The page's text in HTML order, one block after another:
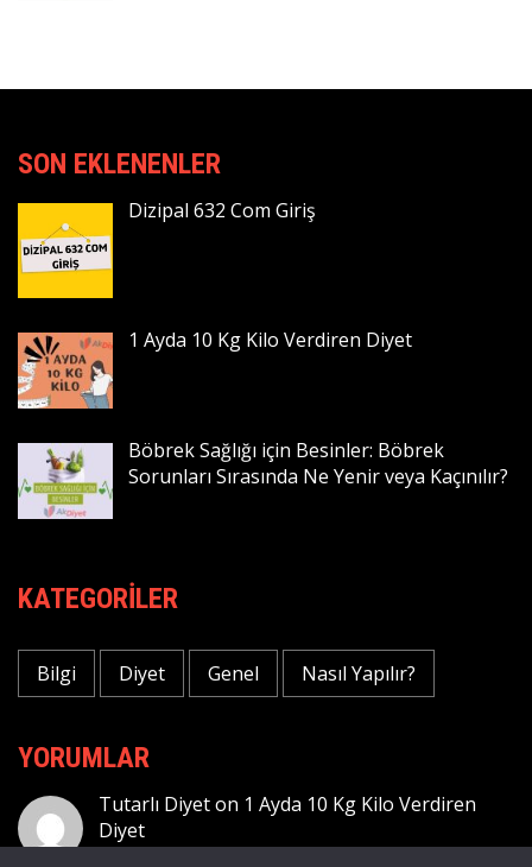
SON EKLENENLER
Dizipal 632 Com Giriş
1 Ayda 10 Kg Kilo Verdiren Diyet
Böbrek Sağlığı için Besinler: Böbrek
Sorunları Sırasında Ne Yenir veya Kaçınılır?
KATEGORILER
Bilgi Diyet Genel Nasıl Yapılır?
YORUMLAR
Tutarlı Diyeton 1 Ayda 10 Kg Kilo Verdiren
Diyet